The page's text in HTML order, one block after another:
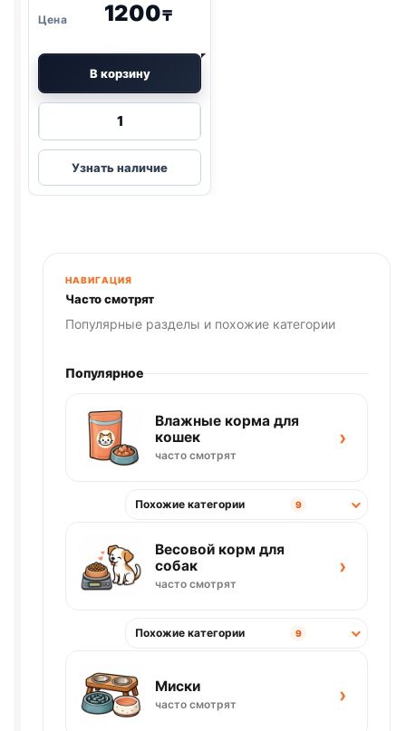
1200₸
В корзину
Количество
Good
Dog&Cat
Лосьон
Кошек
и
Собак
Узнать наличие
НАВИГАЦИЯ
Часто смотрят
Популярные разделы и похожие категории
Популярное
Влажные корма для
кошек
часто смотрят
›
Похожие категории 9
Весовой корм для
собак
часто смотрят
›
Похожие категории 9
Миски
часто смотрят ›